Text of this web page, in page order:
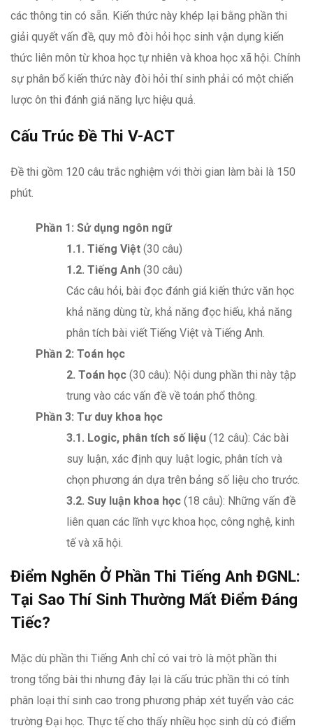
các thông tin có sẵn. Kiến thức này khép lại bằng phần thi
giải quyết vấn đề, quy mô đòi hỏi học sinh vận dụng kiến
thức liên môn từ khoa học tự nhiên và khoa học xã hội. Chính
sự phân bổ kiến thức này đòi hỏi thí sinh phải có một chiến
lược ôn thi đánh giá năng lực hiệu quả.
Cấu Trúc Đề Thi V-ACT
Đề thi gồm 120 câu trắc nghiệm với thời gian làm bài là 150
phút.
Phần 1: Sử dụng ngôn ngữ
1.1. Tiếng Việt (30 câu)
1.2. Tiếng Anh (30 câu)
Các câu hỏi, bài đọc đánh giá kiến thức văn học
khả năng dùng từ, khả năng đọc hiểu, khả năng
phân tích bài viết Tiếng Việt và Tiếng Anh.
Phần 2: Toán học
2. Toán học (30 câu): Nội dung phần thi này tập
trung vào các vấn đề về toán phổ thông.
Phần 3: Tư duy khoa học
3.1. Logic, phân tích số liệu (12 câu): Các bài
suy luận, xác định quy luật logic, phân tích và
chọn phương án dựa trên bảng số liệu cho trước.
3.2. Suy luận khoa học (18 câu): Những vấn đề
liên quan các lĩnh vực khoa học, công nghệ, kinh
tế và xã hội.
Điểm Nghẽn Ở Phần Thi Tiếng Anh ĐGNL:
Tại Sao Thí Sinh Thường Mất Điểm Đáng
Tiếc?
Mặc dù phần thi Tiếng Anh chỉ có vai trò là một phần thi
trong tổng bài thi nhưng đây lại là cấu trúc phần thi có tính
phân loại thí sinh cao trong phương pháp xét tuyển vào các
trường Đại học. Thực tế cho thấy nhiều học sinh dù có điểm